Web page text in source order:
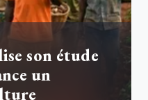
son étude
un